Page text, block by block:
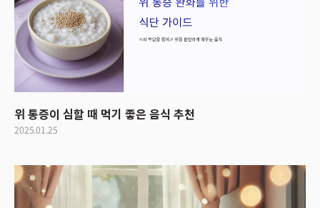
위 통증이 심할 때 먹기 좋은 음식 추천
2025.01.25